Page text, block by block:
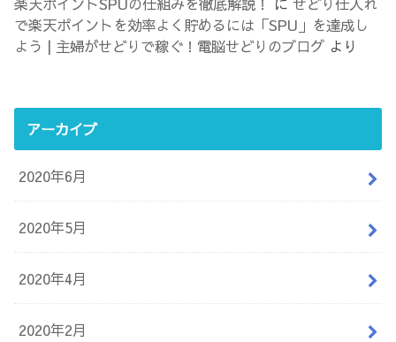
で楽天ポイントを効率よく貯めるには「SPU」を達成し
よう | 主婦がせどりで稼ぐ！電脳せどりのブログ より
アーカイブ
2020年6月
2020年5月
2020年4月
2020年2月